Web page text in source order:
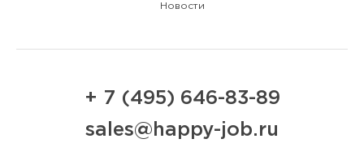
Новости
+ 7 (495) 646-83-89
sales@happy-job.ru